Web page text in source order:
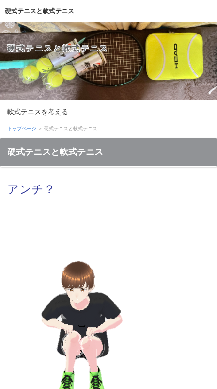
硬式テニスと軟式テニス
硬式テニスと軟式テニス
軟式テニスを考える
トップページ ＞ 硬式テニスと軟式テニス
硬式テニスと軟式テニス
アンチ？